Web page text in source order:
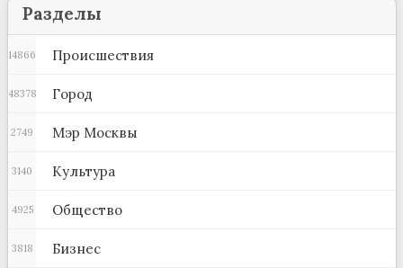
Разделы
Происшествия
14866
Город
48378
Мэр Москвы
2749
Культура
3140
Общество
4925
Бизнес
3818